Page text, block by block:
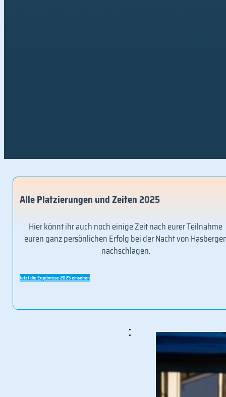
Alle Platzierungen und Zeiten 2025
Hier könnt ihr auch noch einige Zeit nach eurer Teilnahme
euren ganz persönlichen Erfolg bei der Nacht von
nachschlagen.
Jetzt die Ergebnisse 2025 einsehen